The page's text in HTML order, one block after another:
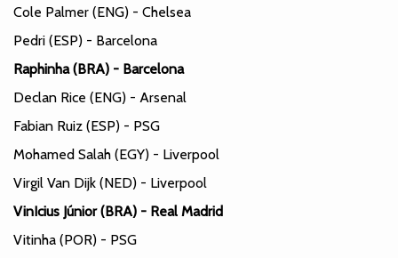
Cole Palmer (ENG) - Chelsea
Pedri (ESP) - Barcelona
Raphinha (BRA) - Barcelona
Declan Rice (ENG) - Arsenal
Fabian Ruiz (ESP) - PSG
Mohamed Salah (EGY) - Liverpool
Virgil Van Dijk (NED) - Liverpool
VinIcius Júnior (BRA) - Real Madrid
Vitinha (POR) - PSG